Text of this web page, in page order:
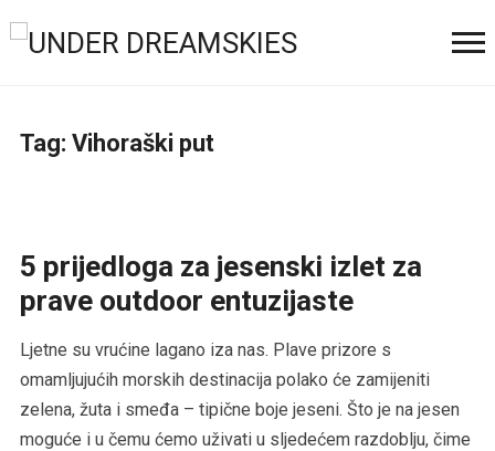
Tag: Vihoraški put
5 prijedloga za jesenski izlet za
prave outdoor entuzijaste
Ljetne su vrućine lagano iza nas. Plave prizore s
omamljujućih morskih destinacija polako će zamijeniti
zelena, žuta i smeđa – tipične boje jeseni. Što je na jesen
moguće i u čemu ćemo uživati u sljedećem razdoblju, čime